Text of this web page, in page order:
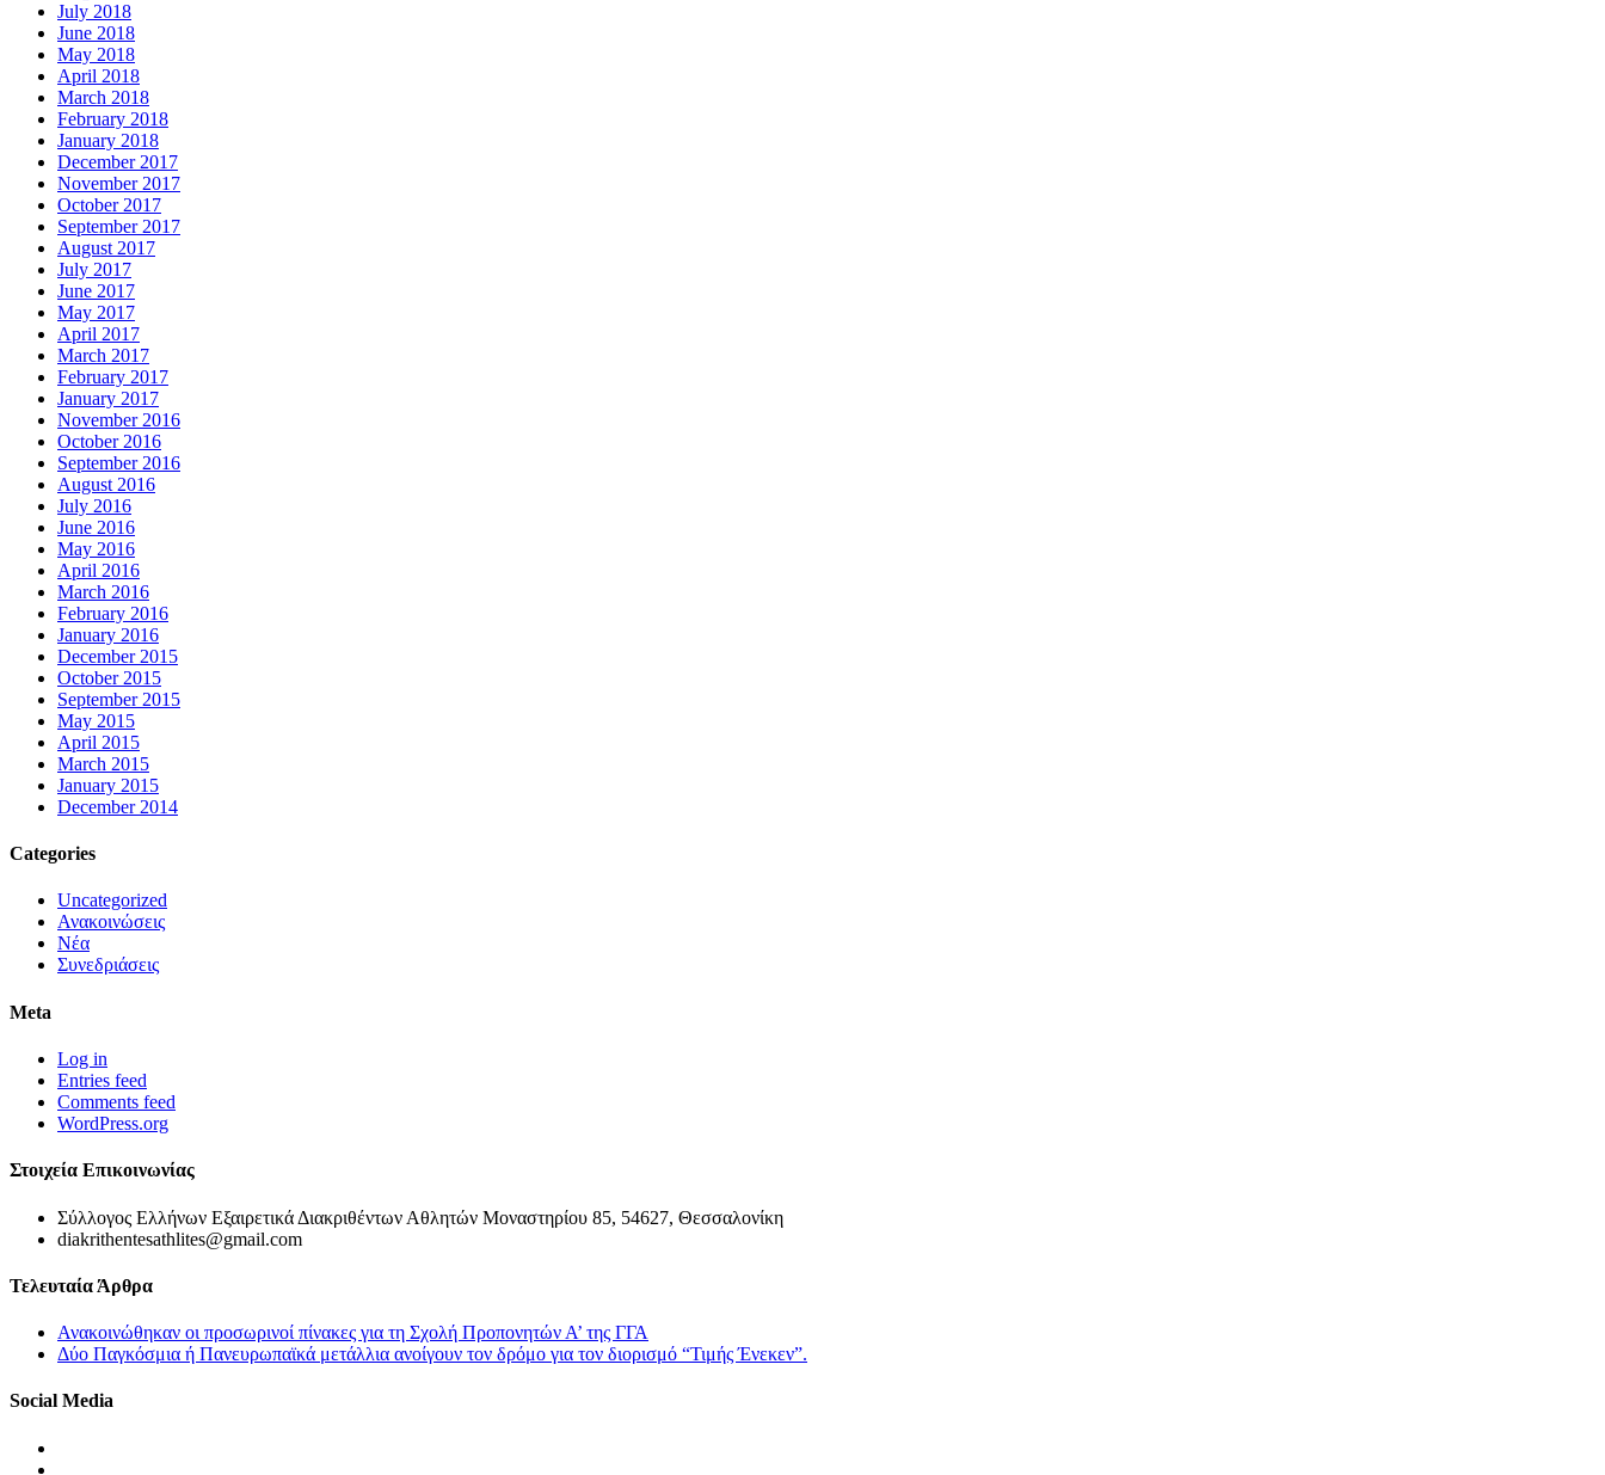
July 2018
June 2018
May 2018
April 2018
March 2018
February 2018
January 2018
December 2017
November 2017
October 2017
September 2017
August 2017
July 2017
June 2017
May 2017
April 2017
March 2017
February 2017
January 2017
November 2016
October 2016
September 2016
August 2016
July 2016
June 2016
May 2016
April 2016
March 2016
February 2016
January 2016
December 2015
October 2015
September 2015
May 2015
April 2015
March 2015
January 2015
December 2014
Categories
Uncategorized
Ανακοινώσεις
Νέα
Συνεδριάσεις
Meta
Log in
Entries feed
Comments feed
WordPress.org
Στοιχεία Επικοινωνίας
Σύλλογος Ελλήνων Εξαιρετικά Διακριθέντων Αθλητών Μοναστηρίου 85, 54627, Θεσσαλονίκη
diakrithentesathlites@gmail.com
Τελευταία Άρθρα
Ανακοινώθηκαν οι προσωρινοί πίνακες για τη Σχολή Προπονητών Α’ της ΓΓΑ
Δύο Παγκόσμια ή Πανευρωπαϊκά μετάλλια ανοίγουν τον δρόμο για τον διορισμό “Τιμής Ένεκεν”.
Social Media